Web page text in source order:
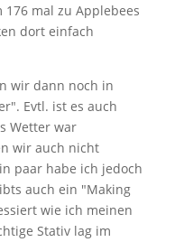
mal zu Applebees
dort einfach
wir dann noch in
Evtl. ist es auch
Wetter war
wir auch nicht
paar habe ich jedoch
auch ein "Making
wie ich meinen
Stativ lag im